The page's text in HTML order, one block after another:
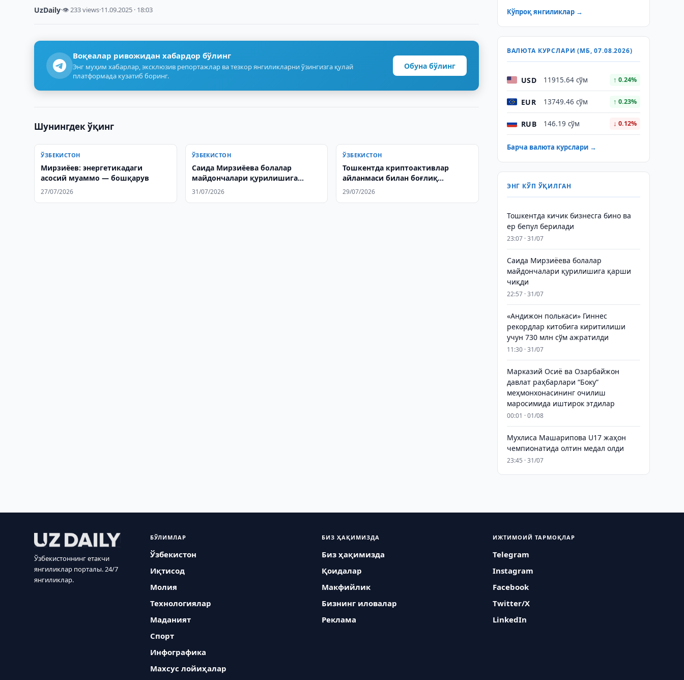
UzDaily·👁 233 views·11.09.2025 · 18:03
Воқеалар ривожидан хабардор бўлинг
Энг муҳим хабарлар, эксклюзив репортажлар ва тезкор янгиликларни ўзингизга қулай
платформада кузатиб боринг.
Обуна бўлинг
Шунингдек ўқинг
ЎЗБЕКИСТОН
Мирзиёев: энергетикадаги
асосий муаммо — бошқарув
27/07/2026
ЎЗБЕКИСТОН
Саида Мирзиёева болалар
майдончалари қурилишига
қарши чиқди
31/07/2026
ЎЗБЕКИСТОН
Тошкентда криптоактивлар
айланмаси билан боғлиқ
гумонланувчилар ушланди
29/07/2026
Кўпроқ янгиликлар →
ВАЛЮТА КУРСЛАРИ (МБ, 07.08.2026)
USD 11915.64 сўм ↑ 0.24%
EUR 13749.46 сўм ↑ 0.23%
RUB 146.19 сўм ↓ 0.12%
Барча валюта курслари →
ЭНГ КЎП ЎҚИЛГАН
Тошкентда кичик бизнесга бино ва
ер бепул берилади
23:07 · 31/07
Саида Мирзиёева болалар
майдончалари қурилишига қарши
чиқди
22:57 · 31/07
«Андижон полькаси» Гиннес
рекордлар китобига киритилиши
учун 730 млн сўм ажратилди
11:30 · 31/07
Марказий Осиё ва Озарбайжон
давлат раҳбарлари “Боку”
меҳмонхонасининг очилиш
маросимида иштирок этдилар
00:01 · 01/08
Мухлиса Машарипова U17 жаҳон
чемпионатида олтин медал олди
23:45 · 31/07
Ўзбекистоннинг етакчи
янгиликлар порталы. 24/7
янгиликлар.
БЎЛИМЛАР
Ўзбекистон
Иқтисод
Молия
Технологиялар
Маданият
Спорт
Инфографика
Махсус лойиҳалар
БИЗ ҲАҚИМИЗДА
Биз ҳақимизда
Қоидалар
Макфийлик
Бизнинг иловалар
Реклама
ИЖТИМОИЙ ТАРМОҚЛАР
Telegram
Instagram
Facebook
Twitter/X
LinkedIn